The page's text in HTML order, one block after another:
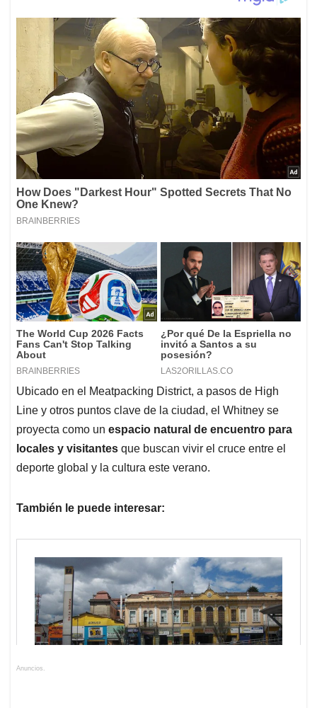
Ubicado en el Meatpacking District, a pasos de High
Line y otros puntos clave de la ciudad, el Whitney se
proyecta como un espacio natural de encuentro para
locales y visitantes que buscan vivir el cruce entre el
deporte global y la cultura este verano.
También le puede interesar:
Anuncios.